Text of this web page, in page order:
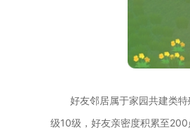
好友邻居属于家园共建类
级10级，好友亲密度积累至